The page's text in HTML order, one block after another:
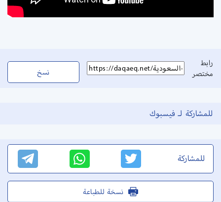
رابط
مختصر
نسخ
للمشاركة لـ فيسبوك
للمشاركة
نسخة للطباعة